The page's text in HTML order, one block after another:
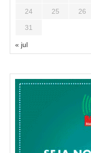
24 25 26
31
« jul